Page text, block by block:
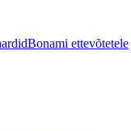
Bonami ettevõtetele